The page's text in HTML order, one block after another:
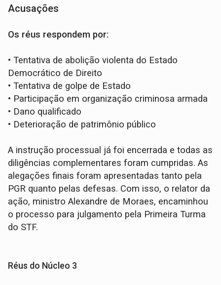
Acusações
Os réus respondem por:
• Tentativa de abolição violenta do Estado
Democrático de Direito
• Tentativa de golpe de Estado
• Participação em organização criminosa armada
• Dano qualificado
• Deterioração de patrimônio público
A instrução processual já foi encerrada e todas as
diligências complementares foram cumpridas. As
alegações finais foram apresentadas tanto pela
PGR quanto pelas defesas. Com isso, o relator da
ação, ministro Alexandre de Moraes, encaminhou
o processo para julgamento pela Primeira Turma
do STF.
Réus do Núcleo 3